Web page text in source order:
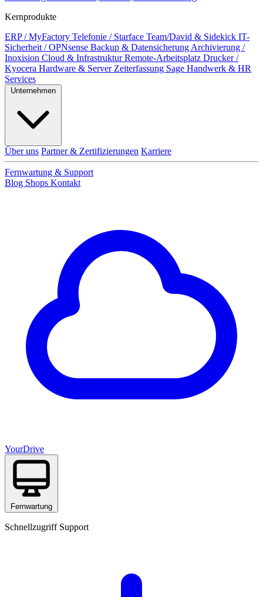
Kernprodukte
ERP / MyFactory Telefonie / Starface Team/David & Sidekick IT-
Sicherheit / OPNsense Backup & Datensicherung Archivierung /
Inoxision Cloud & InfrastrukturRemote-Arbeitsplatz Drucker /
Kyocera Hardware & Server Zeiterfassung Sage Handwerk & HR
Services
Unternehmen
Über uns Partner & Zertifizierungen Karriere
Fernwartung & Support
Blog Shops Kontakt
YourDrive
Fernwartung
Schnellzugriff Support